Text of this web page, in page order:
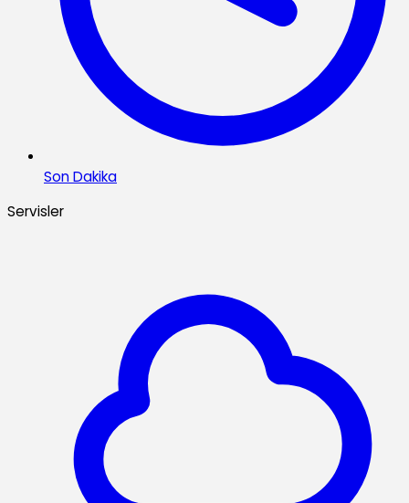
Son Dakika
Servisler